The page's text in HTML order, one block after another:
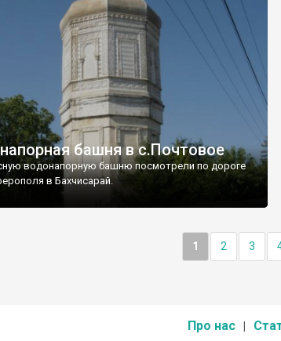
башня в с.Почтовое
водонапорную башню посмотрели по дороге
в Бахчисарай.
1 2 3
Про нас